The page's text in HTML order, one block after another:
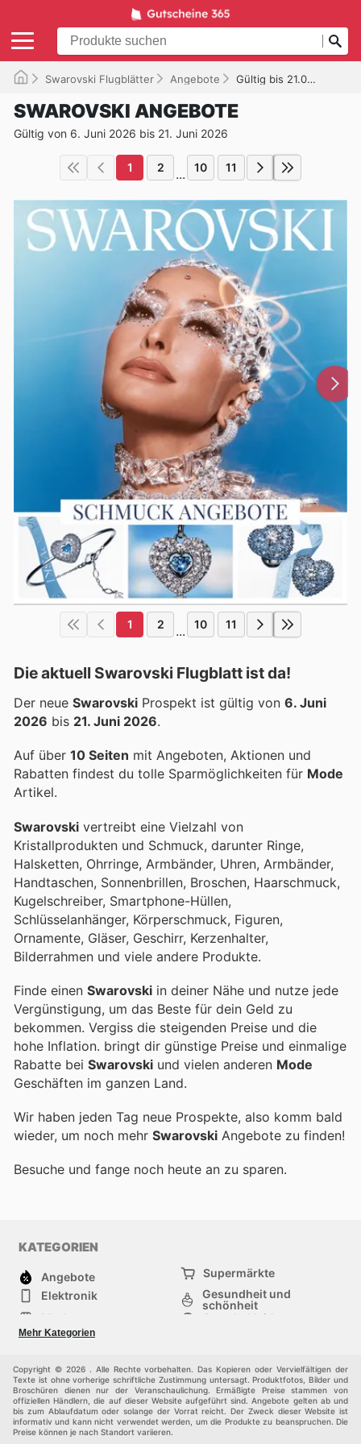
Swarovski Flugblätter Angebote Gültig bis 21.06.2026
SWAROVSKI ANGEBOTE
Gültig von 6. Juni 2026 bis 21. Juni 2026
1 2 ... 10 11
1 2 ... 10 11
Die aktuell Swarovski Flugblatt ist da!
Der neue Swarovski Prospekt ist gültig von 6. Juni
2026 bis 21. Juni 2026.
Auf über 10 Seiten mit Angeboten, Aktionen und
Rabatten findest du tolle Sparmöglichkeiten für Mode
Artikel.
Swarovski vertreibt eine Vielzahl von
Kristallprodukten und Schmuck, darunter Ringe,
Halsketten, Ohrringe, Armbänder, Uhren, Armbänder,
Handtaschen, Sonnenbrillen, Broschen, Haarschmuck,
Kugelschreiber, Smartphone-Hüllen,
Schlüsselanhänger, Körperschmuck, Figuren,
Ornamente, Gläser, Geschirr, Kerzenhalter,
Bilderrahmen und viele andere Produkte.
Finde einen Swarovski in deiner Nähe und nutze jede
Vergünstigung, um das Beste für dein Geld zu
bekommen. Vergiss die steigenden Preise und die
hohe Inflation. bringt dir günstige Preise und einmalige
Rabatte bei Swarovski und vielen anderen Mode
Geschäften im ganzen Land.
Wir haben jeden Tag neue Prospekte, also komm bald
wieder, um noch mehr Swarovski Angebote zu finden!
Besuche und fange noch heute an zu sparen.
KATEGORIEN
Angebote
Supermärkte
Elektronik
Gesundheit und
schönheit
Mode
Sportbekleidung
Baumarkt
Mehr Kategorien
Copyright © 2026 . Alle Rechte vorbehalten. Das Kopieren oder Vervielfältigen der
Texte ist ohne vorherige schriftliche Zustimmung untersagt. Produktfotos, Bilder und
Broschüren dienen nur der Veranschaulichung. Ermäßigte Preise stammen von
offiziellen Händlern, die auf dieser Website aufgeführt sind. Angebote gelten ab und
bis zum Ablaufdatum oder solange der Vorrat reicht. Der Zweck dieser Website ist
informativ und kann nicht verwendet werden, um die Produkte zu beanspruchen. Die
Preise können je nach Standort variieren.